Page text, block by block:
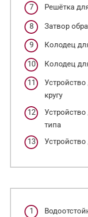
Решётка
Затвор
Колодец
Колодец
кругу
типа